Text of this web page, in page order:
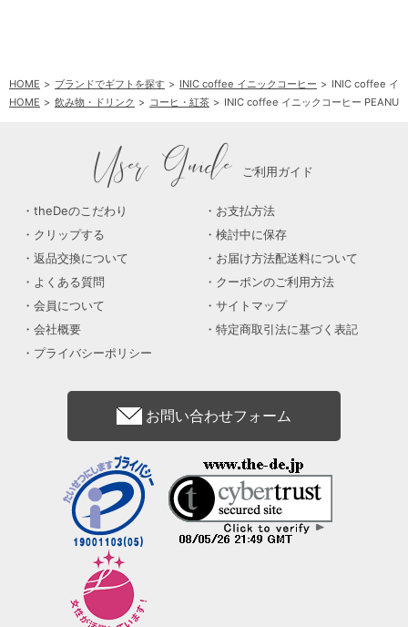
HOME ブランドでギフトを探す INIC coffee イニックコーヒー
INIC coffee イ
HOME
飲み物・ドリンク コーヒ・紅茶 INIC coffee イニックコーヒー
User Guide ご利用ガイド
theDeのこだわり
お支払方法
クリップする
検討中に保存
返品交換について
お届け方法配送料について
よくある質問
クーポンのご利用方法
会員について
サイトマップ
会社概要
特定商取引法に基づく表記
プライバシーポリシー
お問い合わせフォーム